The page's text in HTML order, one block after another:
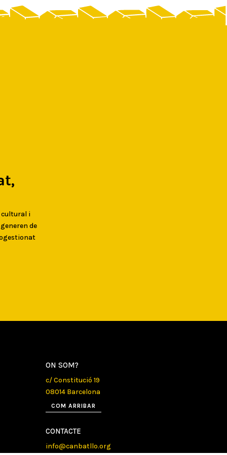
cultural i
de
ON SOM?
c/ Constitució 19
08014 Barcelona
COM ARRIBAR
CONTACTE
info@canbatllo.org